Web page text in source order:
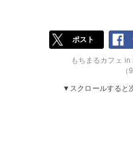
ポスト
もちまるカフェ
（
▼スクロールすると